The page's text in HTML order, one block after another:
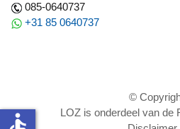
085-0640737
+31 85 0640737
©
LOZ is onderdeel van de